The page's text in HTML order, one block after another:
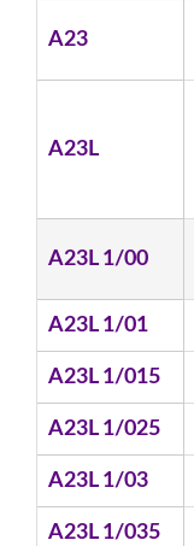
A23
A23L
A23L 1/00
A23L 1/01
A23L 1/015
A23L 1/025
A23L 1/03
A23L 1/035